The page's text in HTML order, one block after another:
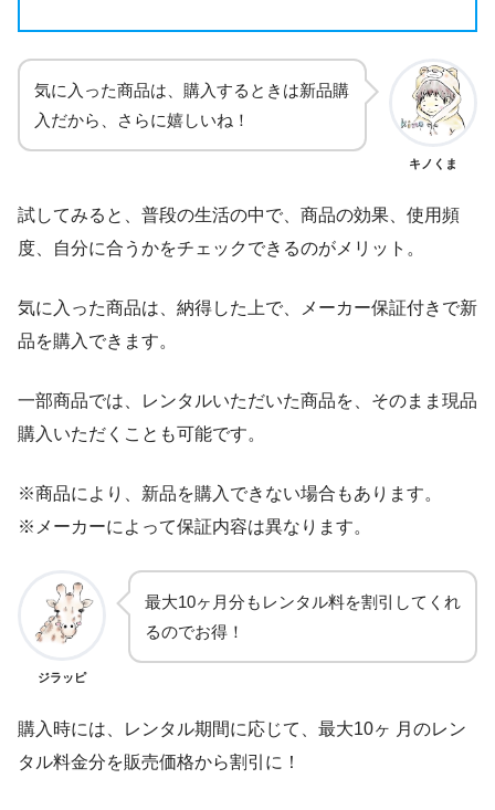
気に入った商品は、購入するときは新品購
入だから、さらに嬉しいね！
キノくま
試してみると、普段の生活の中で、商品の効果、使用頻
度、自分に合うかをチェックできるのがメリット。
気に入った商品は、納得した上で、メーカー保証付きで新
品を購入できます。
一部商品では、レンタルいただいた商品を、そのまま現品
購入いただくことも可能です。
※商品により、新品を購入できない場合もあります。
※メーカーによって保証内容は異なります。
ジラッピ
最大10ヶ月分もレンタル料を割引してくれ
るのでお得！
購入時には、レンタル期間に応じて、最大10ヶ 月のレン
タル料金分を販売価格から割引に！